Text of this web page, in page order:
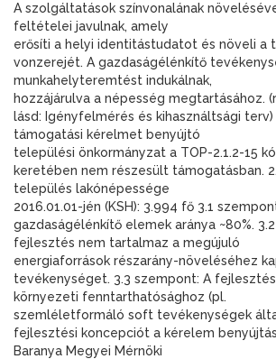
A szolgáltatások színvonalának
feltételei javulnak, amely
erősíti a helyi identitástudatot és növeli a
vonzerejét. A gazdaságélénkítő
munkahelyteremtést indukálnak,
hozzájárulva a népesség megtartásához.
lásd: Igényfelmérés és kihasználtsági
támogatási kérelmet benyújtó
települési önkormányzat a TOP-2.1.2-15
keretében nem részesült támogatásban.
település lakónépessége
2016.01.01-jén (KSH): 3.994 fő 3.1
gazdaságélénkítő elemek aránya ~80%.
fejlesztés nem tartalmaz a megújuló
energiaforrások részarány-növeléséhez
tevékenységet. 3.3 szempont: A
környezeti fenntarthatósághoz (pl.
szemléletformáló soft tevékenységek
fejlesztési koncepciót a kérelem
Baranya Megyei Mérnöki